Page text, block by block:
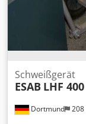
Dortmund 208
Schweißgerät
ESAB LHF 400